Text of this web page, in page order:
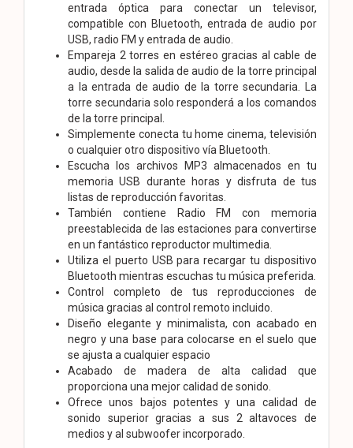
entrada óptica para conectar un televisor,
compatible con Bluetooth, entrada de audio por
USB, radio FM y entrada de audio.
Empareja 2 torres en estéreo gracias al cable de
audio, desde la salida de audio de la torre principal
a la entrada de audio de la torre secundaria. La
torre secundaria solo responderá a los comandos
de la torre principal.
Simplemente conecta tu home cinema, televisión
o cualquier otro dispositivo vía Bluetooth.
Escucha los archivos MP3 almacenados en tu
memoria USB durante horas y disfruta de tus
listas de reproducción favoritas.
También contiene Radio FM con memoria
preestablecida de las estaciones para convertirse
en un fantástico reproductor multimedia.
Utiliza el puerto USB para recargar tu dispositivo
Bluetooth mientras escuchas tu música preferida.
Control completo de tus reproducciones de
música gracias al control remoto incluido.
Diseño elegante y minimalista, con acabado en
negro y una base para colocarse en el suelo que
se ajusta a cualquier espacio
Acabado de madera de alta calidad que
proporciona una mejor calidad de sonido.
Ofrece unos bajos potentes y una calidad de
sonido superior gracias a sus 2 altavoces de
medios y al subwoofer incorporado.